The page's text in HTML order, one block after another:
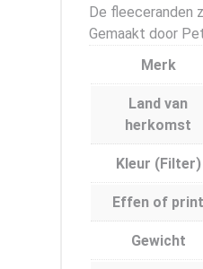
De fleeceranden
Gemaakt door
Merk
Land van
herkomst
Kleur (Filter)
Effen of print
Gewicht